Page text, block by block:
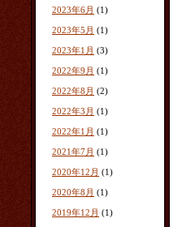
2023年6月 (1)
2023年5月 (1)
2023年1月 (3)
2022年9月 (1)
2022年8月 (2)
2022年3月 (1)
2022年1月 (1)
2021年7月 (1)
2020年12月 (1)
2020年8月 (1)
2019年12月 (1)